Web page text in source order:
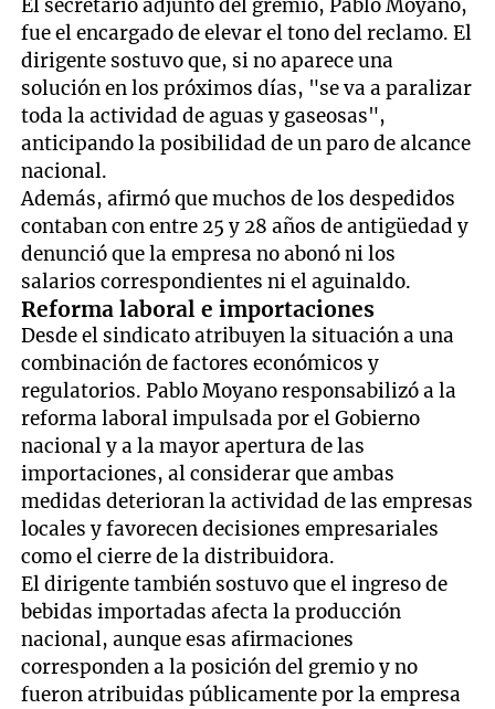
El secretario adjunto del gremio, Pablo Moyano,
fue el encargado de elevar el tono del reclamo. El
dirigente sostuvo que, si no aparece una
solución en los próximos días, "se va a paralizar
toda la actividad de aguas y gaseosas",
anticipando la posibilidad de un paro de alcance
nacional.
Además, afirmó que muchos de los despedidos
contaban con entre 25 y 28 años de antigüedad y
denunció que la empresa no abonó ni los
salarios correspondientes ni el aguinaldo.
Reforma laboral e importaciones
Desde el sindicato atribuyen la situación a una
combinación de factores económicos y
regulatorios. Pablo Moyano responsabilizó a la
reforma laboral impulsada por el Gobierno
nacional y a la mayor apertura de las
importaciones, al considerar que ambas
medidas deterioran la actividad de las empresas
locales y favorecen decisiones empresariales
como el cierre de la distribuidora.
El dirigente también sostuvo que el ingreso de
bebidas importadas afecta la producción
nacional, aunque esas afirmaciones
corresponden a la posición del gremio y no
fueron atribuidas públicamente por la empresa